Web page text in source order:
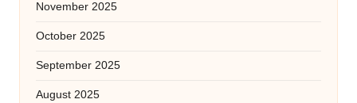
November 2025
October 2025
September 2025
August 2025